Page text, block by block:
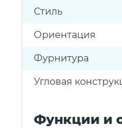
Стиль
Ориентация
Фурнитура
Угловая
Функции и